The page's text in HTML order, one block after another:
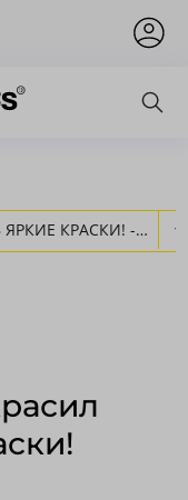
ЯРКИЕ КРАСКИ! -